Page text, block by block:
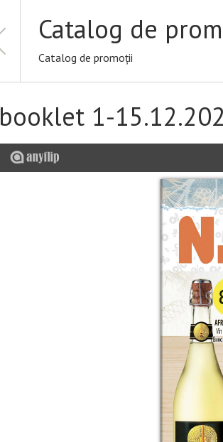
Catalog de
Catalog de promoții
booklet 1-